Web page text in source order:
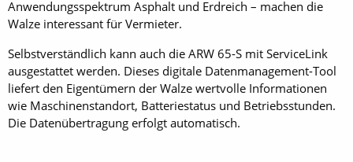
Anwendungsspektrum Asphalt und Erdreich – machen die
Walze interessant für Vermieter.
Selbstverständlich kann auch die ARW 65-S mit ServiceLink
ausgestattet werden. Dieses digitale Datenmanagement-Tool
liefert den Eigentümern der Walze wertvolle Informationen
wie Maschinenstandort, Batteriestatus und Betriebsstunden.
Die Datenübertragung erfolgt automatisch.